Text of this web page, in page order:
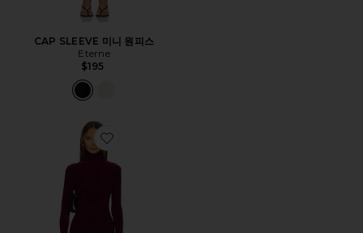
CAP SLEEVE 미니 원피스
Eterne
$195
Favorite 긴팔 터틀넥 피쉬테일 미니 드레스